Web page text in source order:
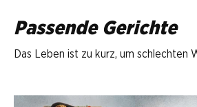
Passende Gerichte
Das Leben ist zu kurz, um schlechten